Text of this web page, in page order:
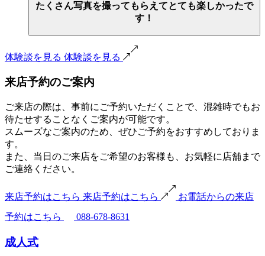
たくさん写真を撮ってもらえてとても楽しかったで
す！
体験談を見る 体験談を見る
来店予約のご案内
ご来店の際は、事前にご予約いただくことで、混雑時でもお
待たせすることなくご案内が可能です。
スムーズなご案内のため、ぜひご予約をおすすめしておりま
す。
また、当日のご来店をご希望のお客様も、お気軽に店舗まで
ご連絡ください。
来店予約はこちら 来店予約はこちら
お電話からの来店
予約はこちら
088-678-8631
成人式